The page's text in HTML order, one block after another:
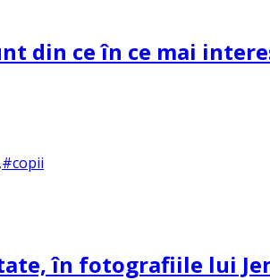
din ce în ce mai
,#copii
în fotografiile lui